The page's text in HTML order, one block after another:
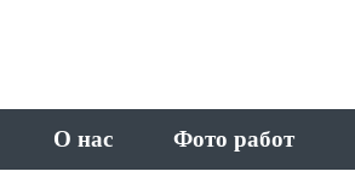
О нас Фото работ